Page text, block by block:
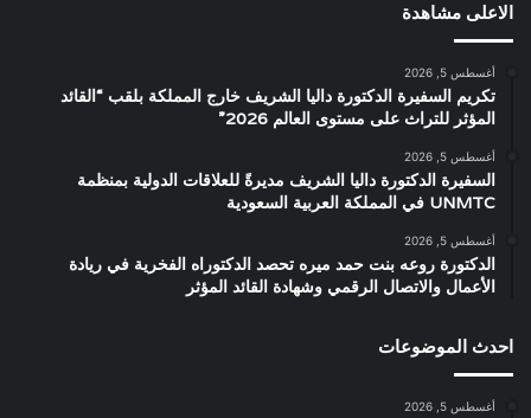
الاعلى مشاهدة
أغسطس 5, 2026
تكريم السفيرة الدكتورة داليا الشريف خارج المملكة بلقب “القائد
المؤثر للتراث على مستوى العالم 2026”
أغسطس 5, 2026
السفيرة الدكتورة داليا الشريف مديرةً للعلاقات الدولية بمنظمة
UNMTC في المملكة العربية السعودية
أغسطس 5, 2026
الدكتورة روعه بنت حمد ميره تحصد الدكتوراه الفخرية في ريادة
الأعمال والاتصال الرقمي وشهادة القائد المؤثر
احدث الموضوعات
أغسطس 5, 2026